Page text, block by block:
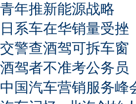
青年推新能源战略
日系车在华销量受挫
交警查酒驾可拆车窗
酒驾者不准考公务员
中国汽车营销服务峰